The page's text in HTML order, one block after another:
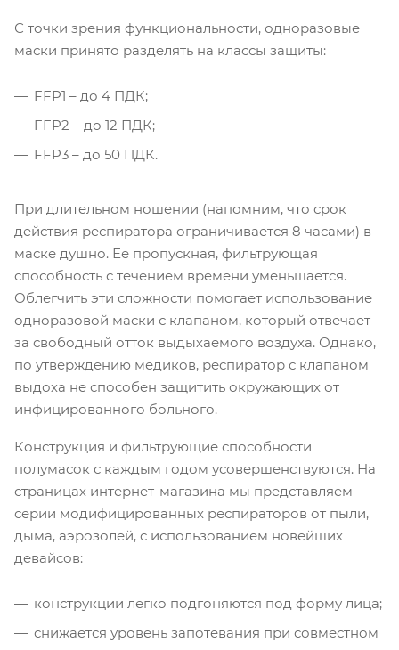
С точки зрения функциональности, одноразовые
маски принято разделять на классы защиты:
FFP1 – до 4 ПДК;
FFP2 – до 12 ПДК;
FFP3 – до 50 ПДК.
При длительном ношении (напомним, что срок
действия респиратора ограничивается 8 часами) в
маске душно. Ее пропускная, фильтрующая
способность с течением времени уменьшается.
Облегчить эти сложности помогает использование
одноразовой маски с клапаном, который отвечает
за свободный отток выдыхаемого воздуха. Однако,
по утверждению медиков, респиратор с клапаном
выдоха не способен защитить окружающих от
инфицированного больного.
Конструкция и фильтрующие способности
полумасок с каждым годом усовершенствуются. На
страницах интернет-магазина мы представляем
серии модифицированных респираторов от пыли,
дыма, аэрозолей, с использованием новейших
девайсов:
конструкции легко подгоняются под форму лица;
снижается уровень запотевания при совместном